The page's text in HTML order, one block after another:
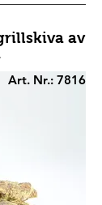
av
Art. Nr.: 7816